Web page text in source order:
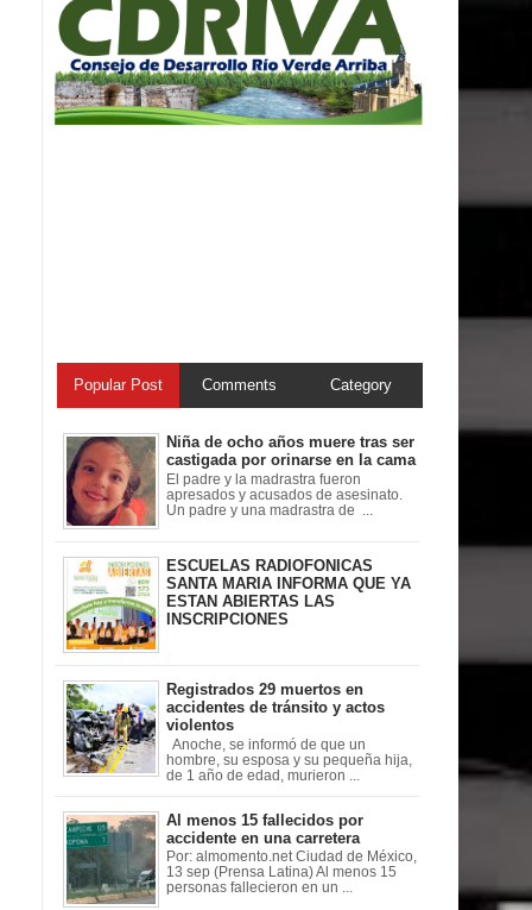
Popular Post Comments Category
Niña de ocho años muere tras ser
castigada por orinarse en la cama
El padre y la madrastra fueron
apresados y acusados de asesinato.
Un padre y una madrastra de ...
ESCUELAS RADIOFONICAS
SANTA MARIA INFORMA QUE YA
ESTAN ABIERTAS LAS
INSCRIPCIONES
Registrados 29 muertos en
accidentes de tránsito y actos
violentos
Anoche, se informó de que un
hombre, su esposa y su pequeña hija,
de 1 año de edad, murieron ...
Al menos 15 fallecidos por
accidente en una carretera
Por: almomento.net Ciudad de México,
13 sep (Prensa Latina) Al menos 15
personas fallecieron en un ...